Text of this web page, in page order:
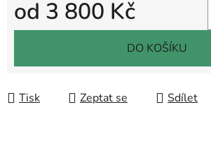
od 3 800 Kč
Měrná cena:
DO KOŠÍKU
Tisk Zeptat se Sdílet